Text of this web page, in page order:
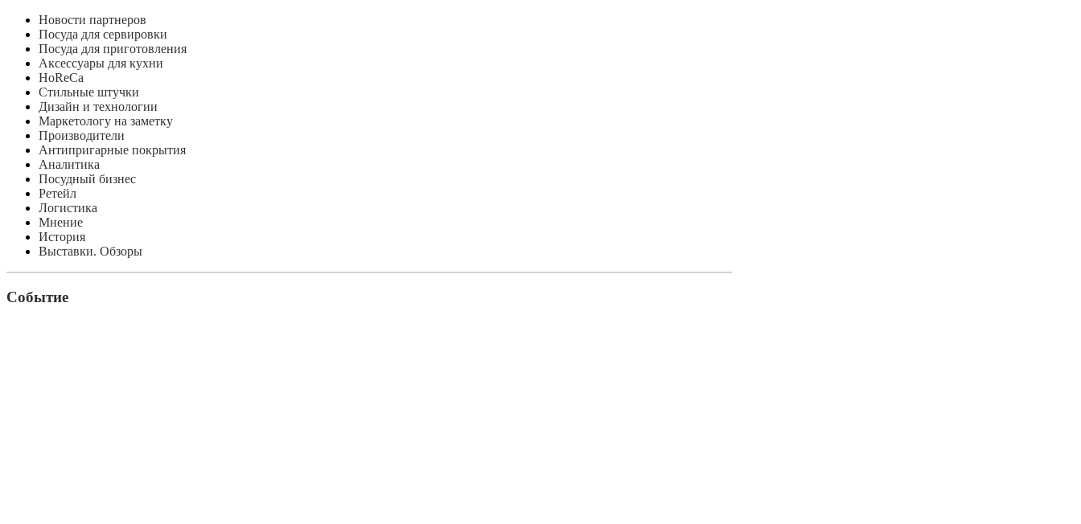
Новости партнеров
Посуда для сервировки
Посуда для приготовления
Аксессуары для кухни
HoReCa
Стильные штучки
Дизайн и технологии
Маркетологу на заметку
Производители
Антипригарные покрытия
Аналитика
Посудный бизнес
Ретейл
Логистика
Мнение
История
Выставки. Обзоры
Событие